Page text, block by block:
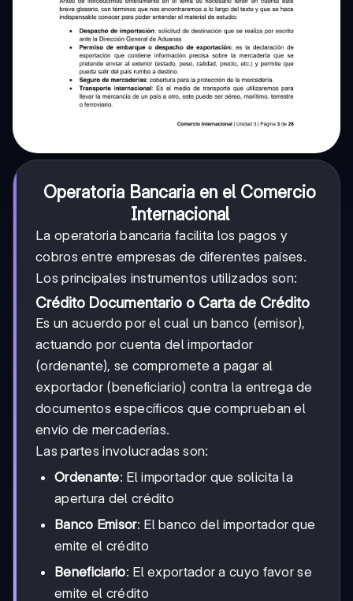
Operatoria Bancaria en el Comercio
Internacional
La operatoria bancaria facilita los pagos y
cobros entre empresas de diferentes países.
Los principales instrumentos utilizados son:
Crédito Documentario o Carta de Crédito
Es un acuerdo por el cual un banco (emisor),
actuando por cuenta del importador
(ordenante), se compromete a pagar al
exportador (beneficiario) contra la entrega de
documentos específicos que comprueban el
envío de mercaderías.
Las partes involucradas son:
Ordenante: El importador que solicita la
apertura del crédito
Banco Emisor: El banco del importador que
emite el crédito
Beneficiario: El exportador a cuyo favor se
emite el crédito